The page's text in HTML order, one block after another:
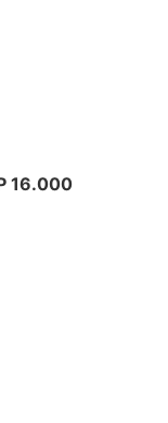
16.000